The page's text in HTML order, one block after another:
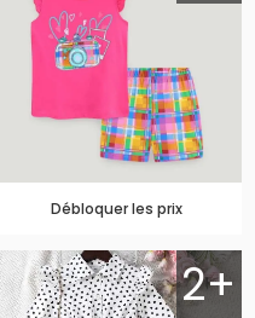
Débloquer les prix
2+